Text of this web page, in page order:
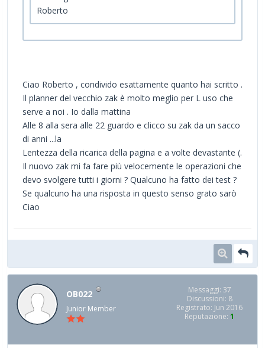
Roberto
Ciao Roberto , condivido esattamente quanto hai scritto .
Il planner del vecchio zak è molto meglio per L uso che
serve a noi . Io dalla mattina
Alle 8 alla sera alle 22 guardo e clicco su zak da un sacco
di anni ...la
Lentezza della ricarica della pagina e a volte devastante (.
Il nuovo zak mi fa fare più velocemente le operazioni che
devo svolgere tutti i giorni ? Qualcuno ha fatto dei test ?
Se qualcuno ha una risposta in questo senso grato sarò
Ciao
OB022
Junior Member
Messaggi: 37
Discussioni: 8
Registrato: Jun 2016
Reputazione: 1